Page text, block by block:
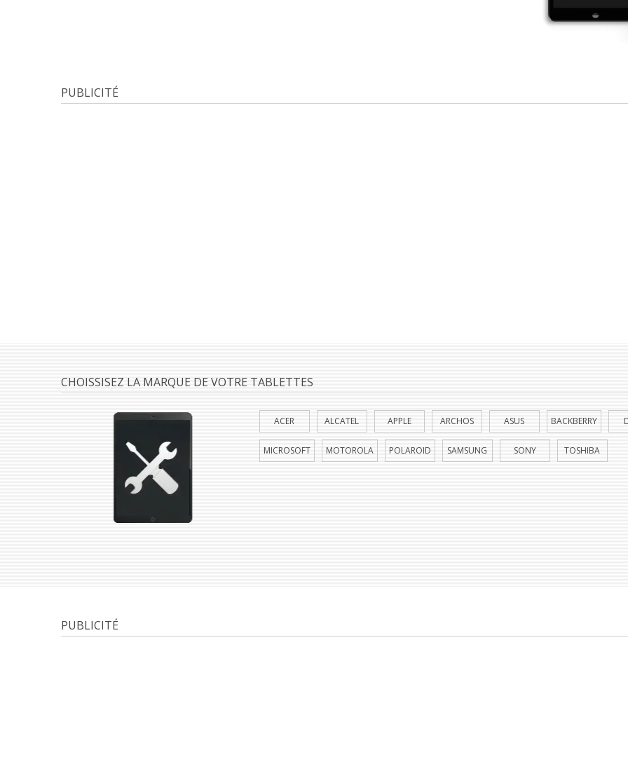
PUBLICITÉ
CHOISSISEZ LA MARQUE DE VOTRE TABLETTES
ACER ALCATEL APPLE ARCHOS ASUS BACKBERRY
MICROSOFT MOTOROLA POLAROID SAMSUNG SONY TOSHIBA
PUBLICITÉ